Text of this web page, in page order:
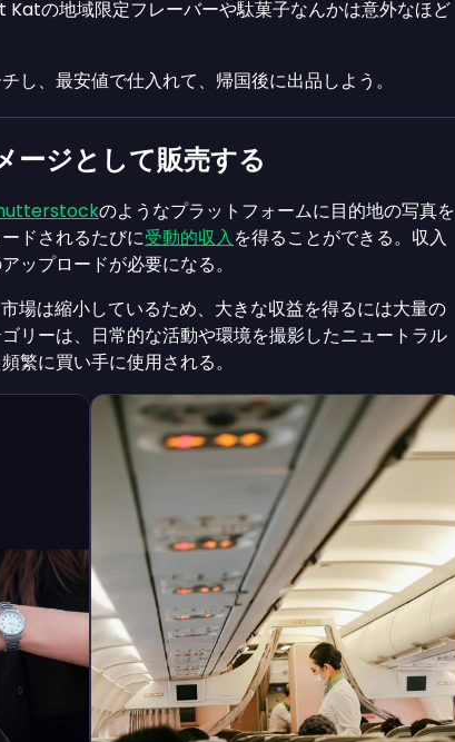
Katの地域限定フレーバーや駄菓子なんかは意外なほど
し、最安値で仕入れて、帰国後に出品しよう。
ージとして販売する
のようなプラットフォームに目的地の写真を
ドされるたびに受動的収入を得ることができる。収入
ップロードが必要になる。
場は縮小しているため、大きな収益を得るには大量の
リーは、日常的な活動や環境を撮影したニュートラル
繁に買い手に使用される。